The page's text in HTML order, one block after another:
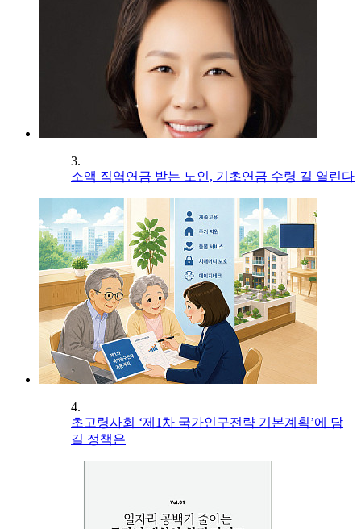
3.
소액 직역연금 받는 노인, 기초연금 수령 길 열린다
4.
초고령사회 ‘제1차 국가인구전략 기본계획’에 담
길 정책은